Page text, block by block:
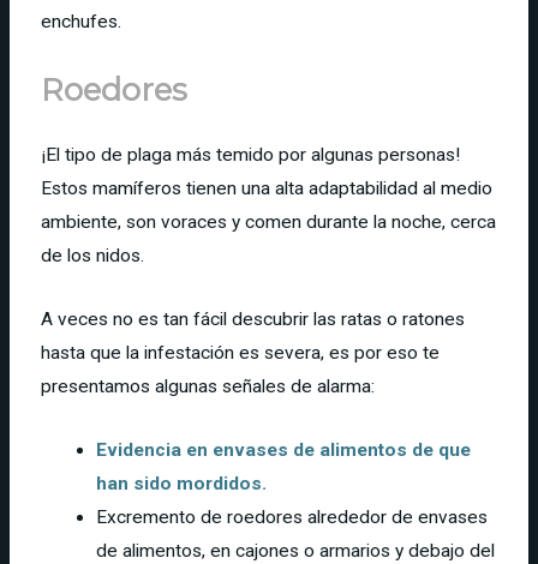
enchufes.
Roedores
¡El tipo de plaga más temido por algunas personas!
Estos mamíferos tienen una alta adaptabilidad al medio
ambiente, son voraces y comen durante la noche, cerca
de los nidos.
A veces no es tan fácil descubrir las ratas o ratones
hasta que la infestación es severa, es por eso te
presentamos algunas señales de alarma:
Evidencia en envases de alimentos de que
han sido mordidos.
Excremento de roedores alrededor de envases
de alimentos, en cajones o armarios y debajo del